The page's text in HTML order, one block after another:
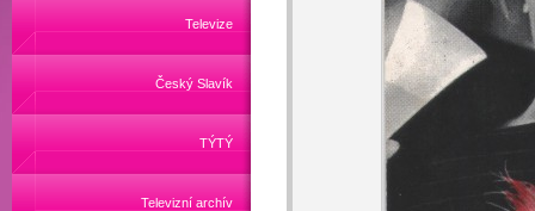
Televize
Český Slavík
TÝTÝ
Televizní archív